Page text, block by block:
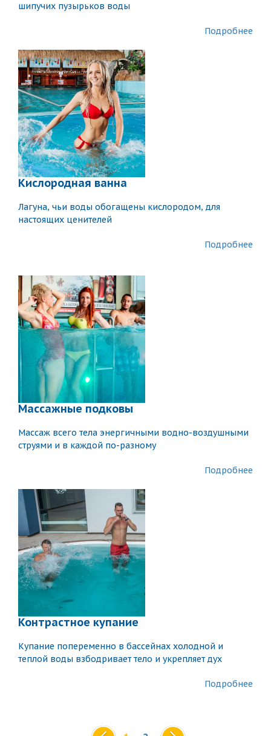
шипучих пузырьков воды
Подробнее
Кислородная ванна
Лагуна, чьи воды обогащены кислородом, для
настоящих ценителей
Подробнее
Массажные подковы
Массаж всего тела энергичными водно-воздушными
струями и в каждой по-разному
Подробнее
Контрастное купание
Купание попеременно в бассейнах холодной и
теплой воды взбодривает тело и укрепляет дух
Подробнее